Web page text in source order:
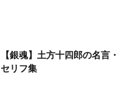
【銀魂】土方十四郎の名言・
セリフ集